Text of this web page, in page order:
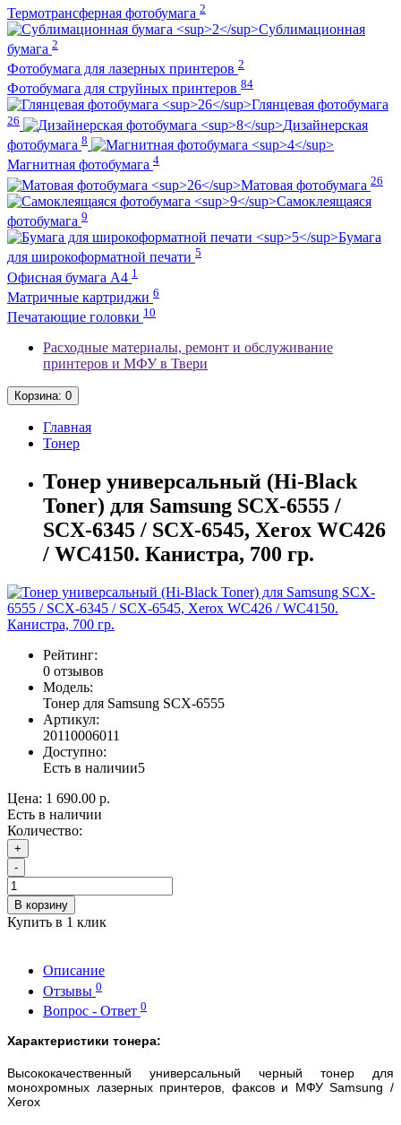
Термотрансферная фотобумага 2
Сублимационная
бумага 2
Фотобумага для лазерных принтеров 2
Фотобумага для струйных принтеров 84
Глянцевая фотобумага
26
Дизайнерская
фотобумага 8
Магнитная фотобумага 4
Матовая фотобумага 26
Самоклеящаяся
фотобумага 9
Бумага
для широкоформатной печати 5
Офисная бумага А4 1
Матричные картриджи 6
Печатающие головки 10
Расходные материалы, ремонт и обслуживание
принтеров и МФУ в Твери
Корзина: 0
Главная
Тонер
Тонер универсальный (Hi-Black
Toner) для Samsung SCX-6555 /
SCX-6345 / SCX-6545, Xerox WC426
/ WC4150. Канистра, 700 гр.
Рейтинг:
0 отзывов
Модель:
Тонер для Samsung SCX-6555
Артикул:
20110006011
Доступно:
Есть в наличии5
Цена: 1 690.00 р.
Есть в наличии
Количество:
+
-
В корзину
Купить в 1 клик
Описание
Отзывы 0
Вопрос - Ответ 0
Характеристики тонера:
Высококачественный универсальный черный тонер для
монохромных лазерных принтеров, факсов и МФУ Samsung /
Xerox